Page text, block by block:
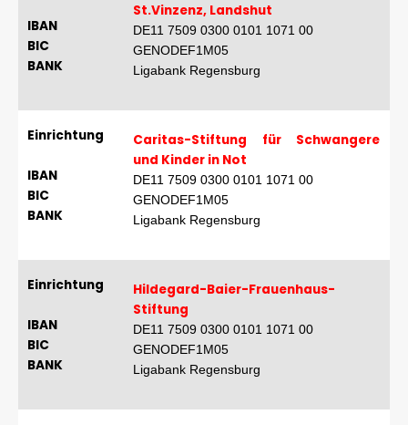
IBAN
BIC
BANK
St.Vinzenz, Landshut
DE11 7509 0300 0101 1071 00
GENODEF1M05
Ligabank Regensburg
Einrichtung
IBAN
BIC
BANK
Caritas-Stiftung für Schwangere
und Kinder in Not
DE11 7509 0300 0101 1071 00
GENODEF1M05
Ligabank Regensburg
Einrichtung
IBAN
BIC
BANK
Hildegard-Baier-Frauenhaus-
Stiftung
DE11 7509 0300 0101 1071 00
GENODEF1M05
Ligabank Regensburg